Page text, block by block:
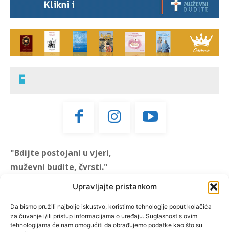
Upravljajte pristankom
Da bismo pružili najbolje iskustvo, koristimo tehnologije poput kolačića
za čuvanje i/ili pristup informacijama o uređaju. Suglasnost s ovim
tehnologijama će nam omogućiti da obrađujemo podatke kao što su
"Bdijte postojani u vjeri,
muževni budite, čvrsti."
"Muževni budite" prvi je
hrvatski portal za katoličke